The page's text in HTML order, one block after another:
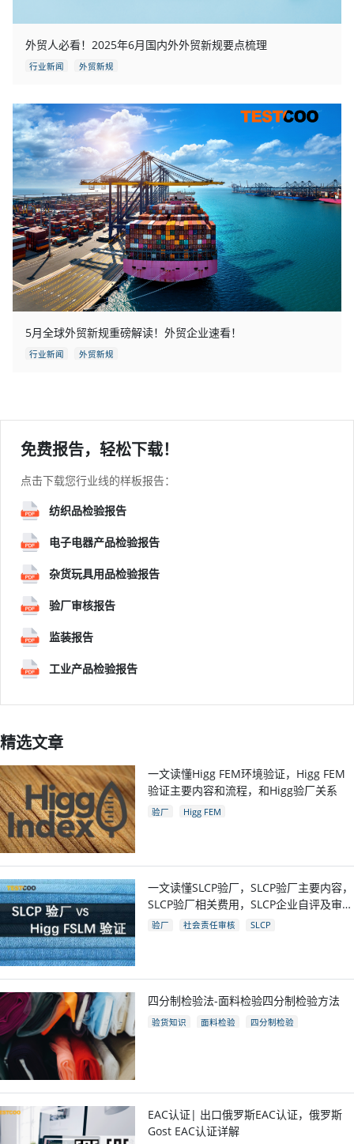
外贸人必看！2025年6月国内外外贸新规要点梳理
行业新闻 外贸新规
5月全球外贸新规重磅解读！外贸企业速看！
行业新闻 外贸新规
免费报告，轻松下载！
点击下载您行业线的样板报告：
纺织品检验报告
电子电器产品检验报告
杂货玩具用品检验报告
验厂审核报告
监装报告
工业产品检验报告
精选文章
一文读懂Higg FEM环境验证，Higg FEM
验证主要内容和流程，和Higg验厂关系
验厂 Higg FEM
一文读懂SLCP验厂，SLCP验厂主要内容，
SLCP验厂相关费用，SLCP企业自评及审核
流程
验厂 社会责任审核 SLCP
四分制检验法-面料检验四分制检验方法
验货知识 面料检验 四分制检验
EAC认证| 出口俄罗斯EAC认证，俄罗斯
Gost EAC认证详解